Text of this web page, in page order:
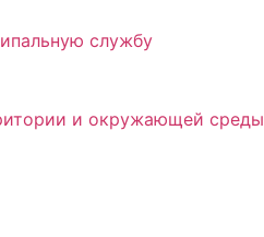
службу
и окружающей среды